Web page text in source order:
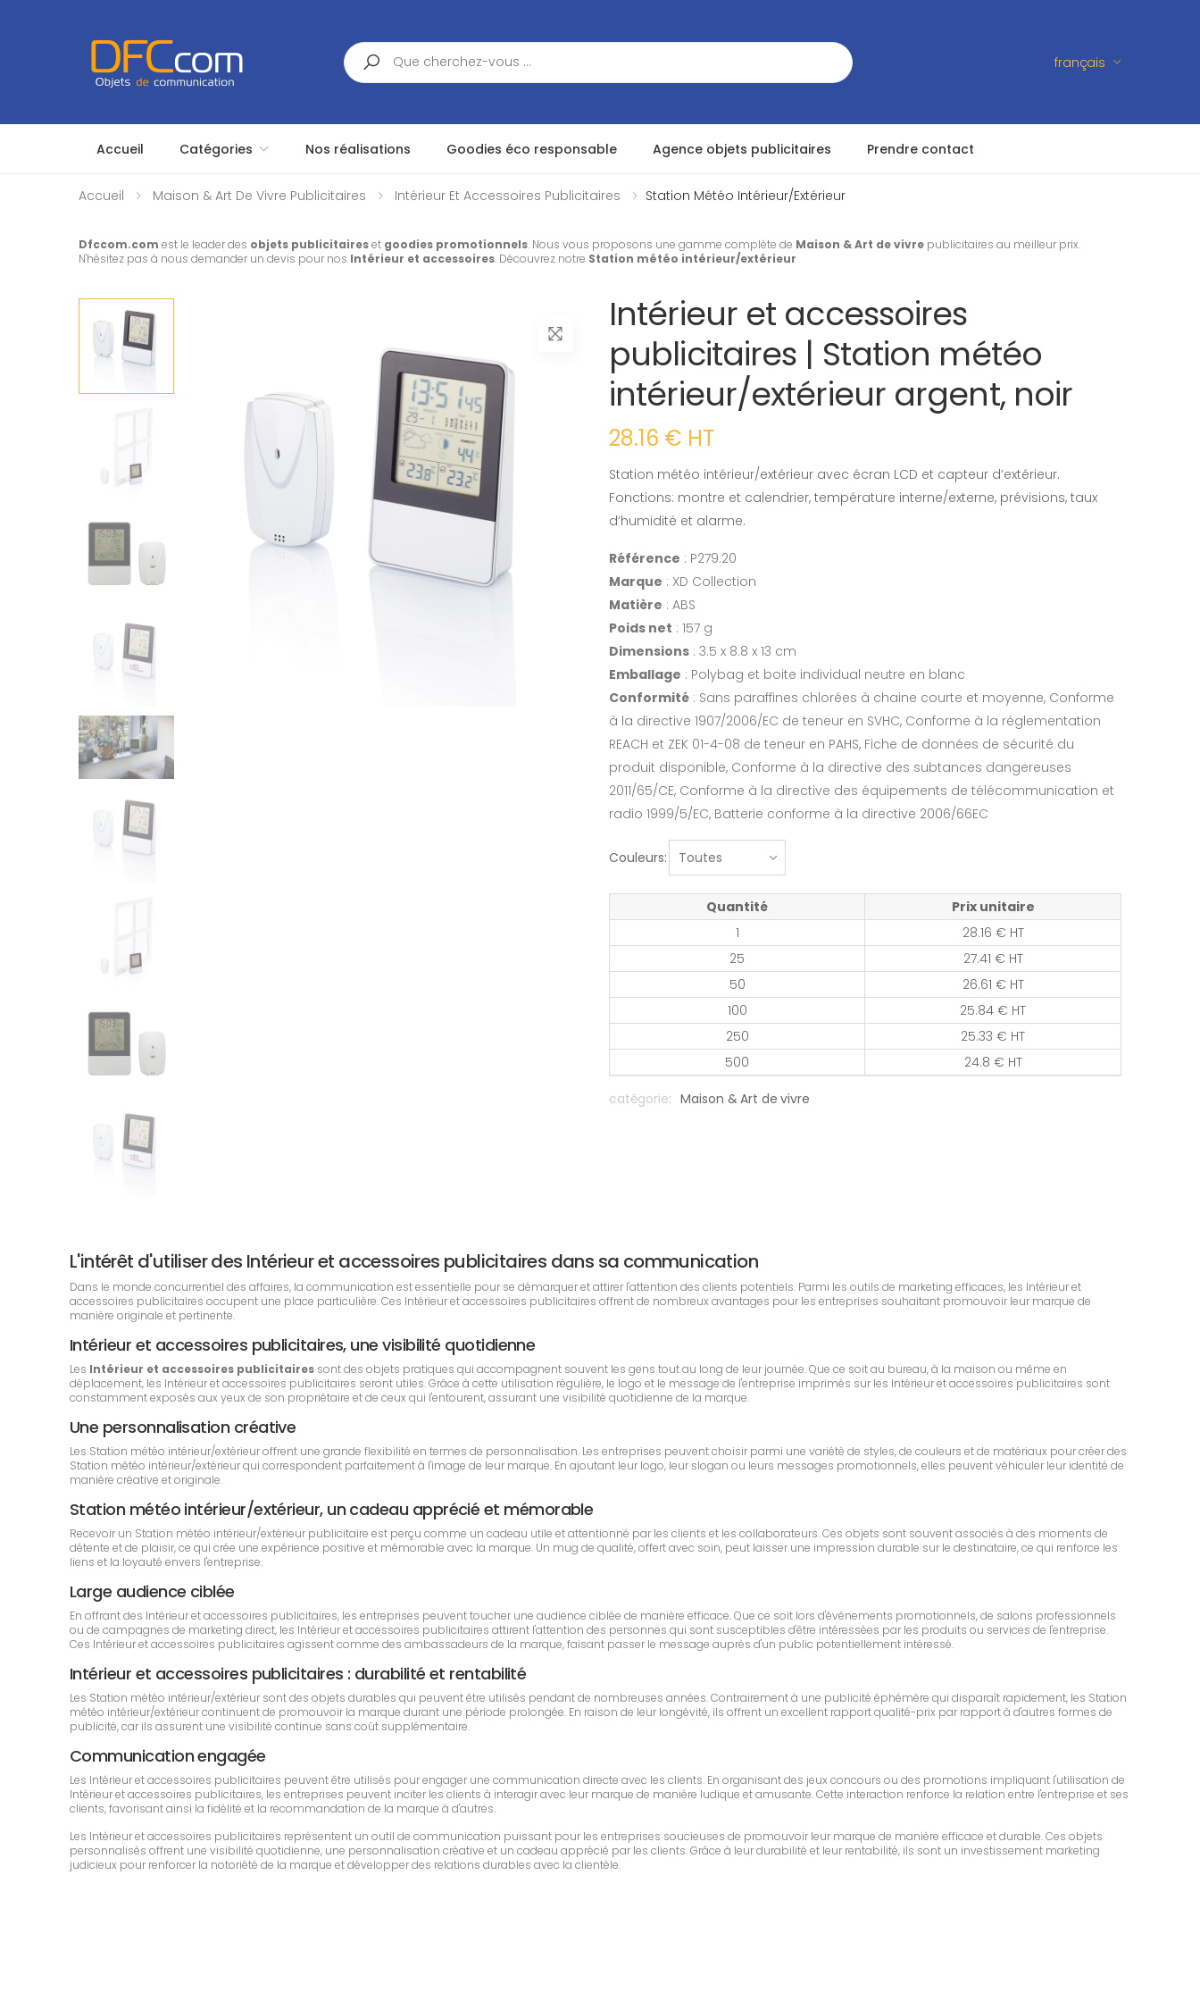
Search
français
Accueil Catégories Nos réalisations Goodies éco responsable Agence objets publicitaires Prendre contact
Accueil Maison & Art De Vivre Publicitaires Intérieur Et Accessoires Publicitaires Station Météo Intérieur/extérieur
Dfccom.com est le leader des objets publicitaireset goodies promotionnels. Nous vous proposons une gamme complète de Maison & Art de vivre publicitaires au meilleur prix.
N'hésitez pas à nous demander un devis pour nos Intérieur et accessoires. Découvrez notre Station météo intérieur/extérieur
Intérieur et accessoires
publicitaires | Station météo
intérieur/extérieur argent, noir
28.16 € HT
Station météo intérieur/extérieur avec écran LCD et capteur d’extérieur.
Fonctions: montre et calendrier, température interne/externe, prévisions, taux
d’humidité et alarme.
Référence : P279.20
Marque : XD Collection
Matière : ABS
Poids net : 157 g
Dimensions : 3.5 x 8.8 x 13 cm
Emballage : Polybag et boite individual neutre en blanc
Conformité : Sans paraffines chlorées à chaine courte et moyenne, Conforme
à la directive 1907/2006/EC de teneur en SVHC, Conforme à la réglementation
REACH et ZEK 01-4-08 de teneur en PAHS, Fiche de données de sécurité du
produit disponible, Conforme à la directive des subtances dangereuses
2011/65/CE, Conforme à la directive des équipements de télécommunication et
radio 1999/5/EC, Batterie conforme à la directive 2006/66EC
Couleurs:
Quantité
Prix unitaire
1
28.16 € HT
25
27.41 € HT
50
26.61 € HT
100
25.84 € HT
250
25.33 € HT
500
24.8 € HT
catégorie: Maison & Art de vivre
L'intérêt d'utiliser des Intérieur et accessoires publicitaires dans sa communication
Dans le monde concurrentiel des affaires, la communication est essentielle pour se démarquer et attirer l'attention des clients potentiels. Parmi les outils de marketing efficaces, les Intérieur et
accessoires publicitaires occupent une place particulière. Ces Intérieur et accessoires publicitaires offrent de nombreux avantages pour les entreprises souhaitant promouvoir leur marque de
manière originale et pertinente.
Intérieur et accessoires publicitaires, une visibilité quotidienne
Les Intérieur et accessoires publicitaires sont des objets pratiques qui accompagnent souvent les gens tout au long de leur journée. Que ce soit au bureau, à la maison ou même en
déplacement, les Intérieur et accessoires publicitaires seront utiles. Grâce à cette utilisation régulière, le logo et le message de l'entreprise imprimés sur les Intérieur et accessoires publicitaires sont
constamment exposés aux yeux de son propriétaire et de ceux qui l'entourent, assurant une visibilité quotidienne de la marque.
Une personnalisation créative
Les Station météo intérieur/extérieur offrent une grande flexibilité en termes de personnalisation. Les entreprises peuvent choisir parmi une variété de styles, de couleurs et de matériaux pour créer des
Station météo intérieur/extérieur qui correspondent parfaitement à l'image de leur marque. En ajoutant leur logo, leur slogan ou leurs messages promotionnels, elles peuvent véhiculer leur identité de
manière créative et originale.
Station météo intérieur/extérieur, un cadeau apprécié et mémorable
Recevoir un Station météo intérieur/extérieur publicitaire est perçu comme un cadeau utile et attentionné par les clients et les collaborateurs. Ces objets sont souvent associés à des moments de
détente et de plaisir, ce qui crée une expérience positive et mémorable avec la marque. Un mug de qualité, offert avec soin, peut laisser une impression durable sur le destinataire, ce qui renforce les
liens et la loyauté envers l'entreprise.
Large audience ciblée
En offrant des Intérieur et accessoires publicitaires, les entreprises peuvent toucher une audience ciblée de manière efficace. Que ce soit lors d'événements promotionnels, de salons professionnels
ou de campagnes de marketing direct, les Intérieur et accessoires publicitaires attirent l'attention des personnes qui sont susceptibles d'être intéressées par les produits ou services de l'entreprise.
Ces Intérieur et accessoires publicitaires agissent comme des ambassadeurs de la marque, faisant passer le message auprès d'un public potentiellement intéressé.
Intérieur et accessoires publicitaires : durabilité et rentabilité
Les Station météo intérieur/extérieur sont des objets durables qui peuvent être utilisés pendant de nombreuses années. Contrairement à une publicité éphémère qui disparaît rapidement, les Station
météo intérieur/extérieur continuent de promouvoir la marque durant une période prolongée. En raison de leur longévité, ils offrent un excellent rapport qualité-prix par rapport à d'autres formes de
publicité, car ils assurent une visibilité continue sans coût supplémentaire.
Communication engagée
Les Intérieur et accessoires publicitaires peuvent être utilisés pour engager une communication directe avec les clients. En organisant des jeux concours ou des promotions impliquant l'utilisation de
Intérieur et accessoires publicitaires, les entreprises peuvent inciter les clients à interagir avec leur marque de manière ludique et amusante. Cette interaction renforce la relation entre l'entreprise et ses
clients, favorisant ainsi la fidélité et la recommandation de la marque à d'autres.
Les Intérieur et accessoires publicitaires représentent un outil de communication puissant pour les entreprises soucieuses de promouvoir leur marque de manière efficace et durable. Ces objets
personnalisés offrent une visibilité quotidienne, une personnalisation créative et un cadeau apprécié par les clients. Grâce à leur durabilité et leur rentabilité, ils sont un investissement marketing
judicieux pour renforcer la notoriété de la marque et développer des relations durables avec la clientèle.